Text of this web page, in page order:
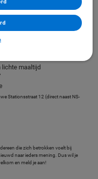
de lokale omstandigheden te ver
ze waard?
lokale politieke partijen?
kwetsbare inwoners?
lichte maaltijd
Stationsstraat 12 (direct naast NS-
die zich betrokken voelt bij
naar ieders mening. Dus wil je
en meld je aan!